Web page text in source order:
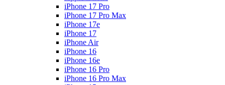
iPhone 17 Pro
iPhone 17 Pro Max
iPhone 17e
iPhone 17
iPhone Air
iPhone 16
iPhone 16e
iPhone 16 Pro
iPhone 16 Pro Max